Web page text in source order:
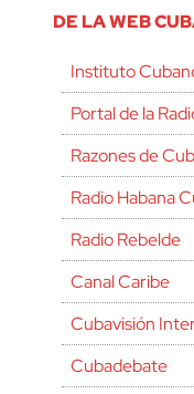
DE LA WEB
Instituto
Portal de la
Razones de
Radio Habana
Radio Rebelde
Canal Caribe
Cubavisión
Cubadebate